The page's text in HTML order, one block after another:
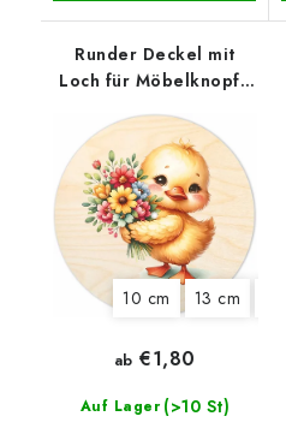
Runder Deckel mit
Loch für Möbelknopf -
Blumenstrauß
10 cm 13 cm
Auf Lager (>10 St)
ab €1,80